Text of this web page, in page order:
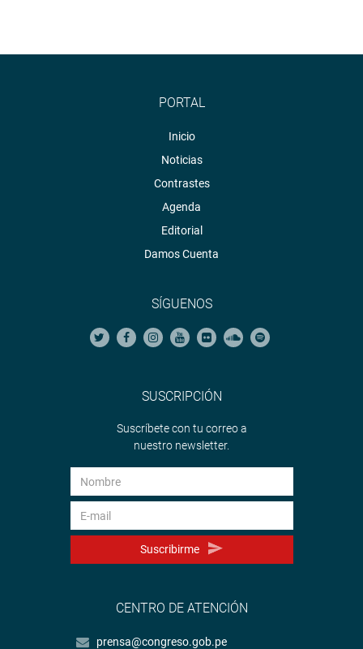
PORTAL
Inicio
Noticias
Contrastes
Agenda
Editorial
Damos Cuenta
SÍGUENOS
SUSCRIPCIÓN
Suscríbete con tu correo a
nuestro newsletter.
Suscribirme
CENTRO DE ATENCIÓN
prensa@congreso.gob.pe